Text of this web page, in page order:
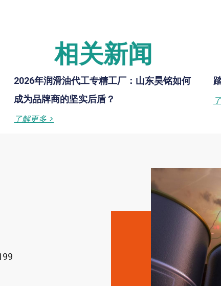
相关新闻
2026年润滑油代工专精工厂：山东昊铭如何
成为品牌商的坚实后盾？
了解更多 >